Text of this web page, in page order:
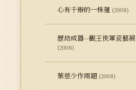
心有千瓣的一株蓮 (2008)
歷劫成器--觀王俠軍瓷藝展
(2008)
葉慈少作兩題 (2008)